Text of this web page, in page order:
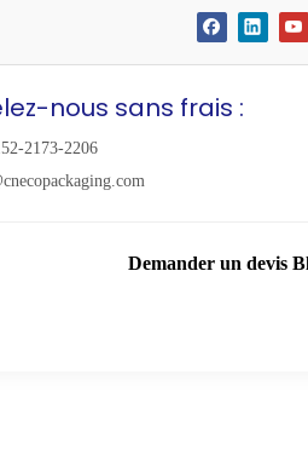
nous sans frais :
2173-2206
Demander un devis